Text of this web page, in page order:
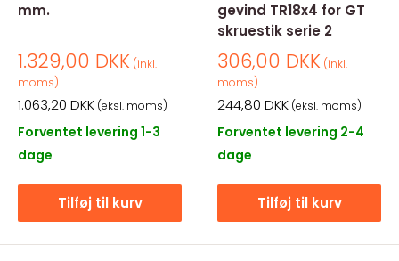
mm.
Salgspris
1.329,00 DKK (inkl.
moms)
Salgspris
1.063,20 DKK (eksl. moms)
Forventet levering 1-3
dage
Tilføj til kurv
gevind TR18x4 for GT
skruestik serie 2
Salgspris
306,00 DKK (inkl.
moms)
Salgspris
244,80 DKK (eksl. moms)
Forventet levering 2-4
dage
Tilføj til kurv